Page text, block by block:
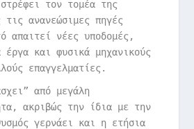
στρέφει τον τομέα της
τις ανανεώσιμες πηγές
απαιτεί νέες υποδομές,
έργα και φυσικά μηχανικούς
επαγγελματίες.
από μεγάλη
ακριβώς την ίδια με την
γερνάει και η ετήσια